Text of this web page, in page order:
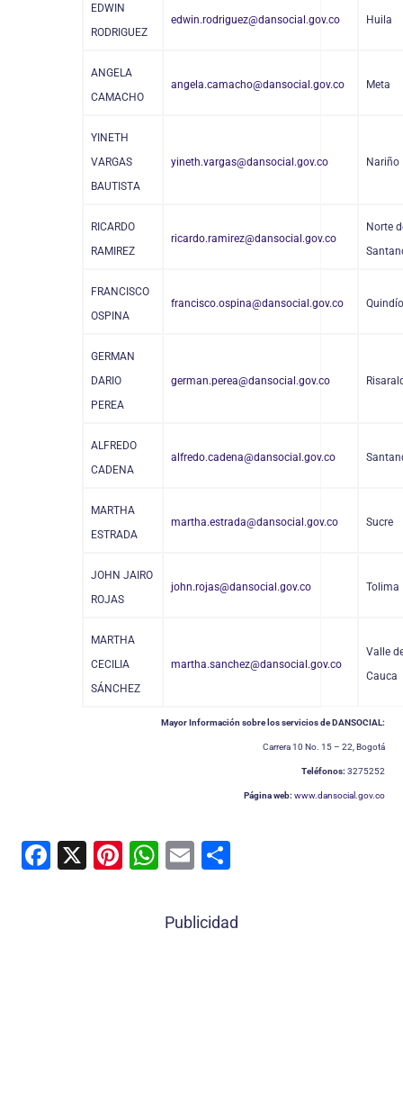
EDWIN
RODRIGUEZ
edwin.rodriguez@dansocial.gov.co Huila
ANGELA
CAMACHO
angela.camacho@dansocial.gov.co Meta
YINETH
VARGAS
BAUTISTA
yineth.vargas@dansocial.gov.co Nariño
RICARDO
RAMIREZ
ricardo.ramirez@dansocial.gov.co
Norte
FRANCISCO
OSPINA
francisco.ospina@dansocial.gov.co
GERMAN
DARIO
PEREA
german.perea@dansocial.gov.co
ALFREDO
CADENA
alfredo.cadena@dansocial.gov.co
MARTHA
ESTRADA
martha.estrada@dansocial.gov.co Sucre
JOHN JAIRO
ROJAS
john.rojas@dansocial.gov.co Tolima
MARTHA
CECILIA
SÁNCHEZ
martha.sanchez@dansocial.gov.co
Valle
Cauca
Mayor Información sobre los servicios de DANSOCIAL:
Carrera 10 No. 15 – 22, Bogotá
Teléfonos: 3275252
Página web: www.dansocial.gov.co
F
X
Pi W
at
E
ai m
Publicidad